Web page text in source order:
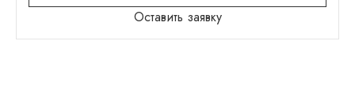
Оставить заявку